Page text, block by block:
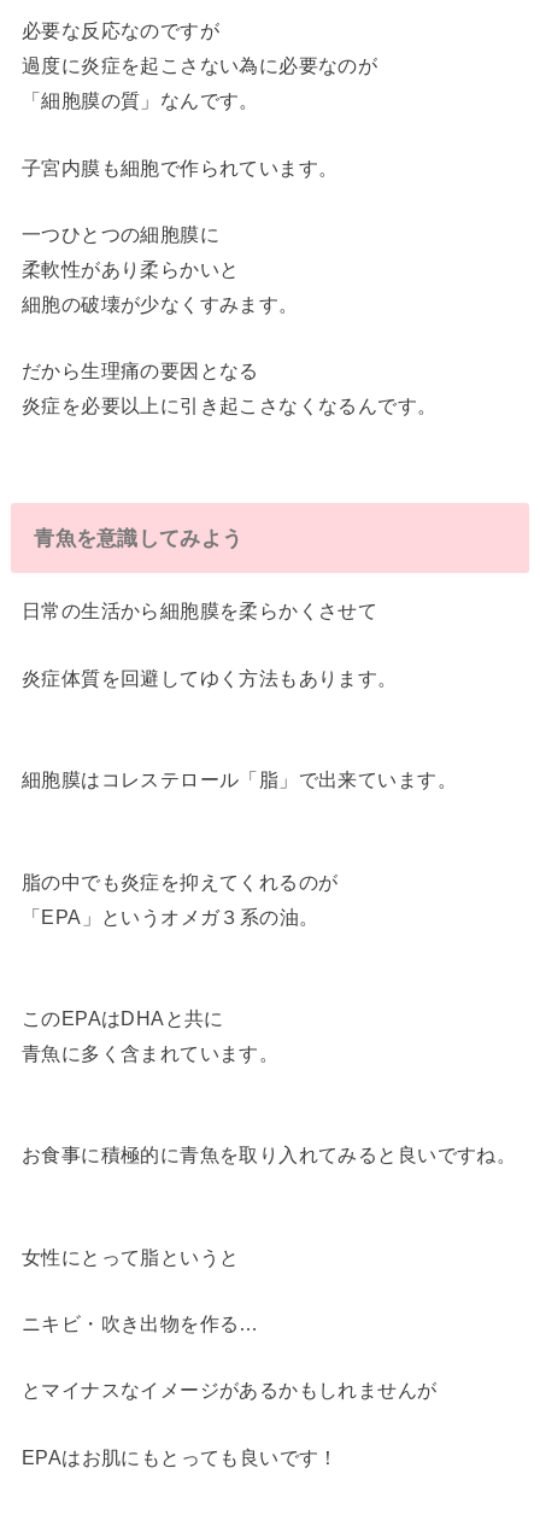
必要な反応なのですが
過度に炎症を起こさない為に必要なのが
「細胞膜の質」なんです。
子宮内膜も細胞で作られています。
一つひとつの細胞膜に
柔軟性があり柔らかいと
細胞の破壊が少なくすみます。
だから生理痛の要因となる
炎症を必要以上に引き起こさなくなるんです。
青魚を意識してみよう
日常の生活から細胞膜を柔らかくさせて
炎症体質を回避してゆく方法もあります。
細胞膜はコレステロール「脂」で出来ています。
脂の中でも炎症を抑えてくれるのが
「EPA」というオメガ３系の油。
このEPAはDHAと共に
青魚に多く含まれています。
お食事に積極的に青魚を取り入れてみると良いですね。
女性にとって脂というと
ニキビ・吹き出物を作る…
とマイナスなイメージがあるかもしれませんが
EPAはお肌にもとっても良いです！